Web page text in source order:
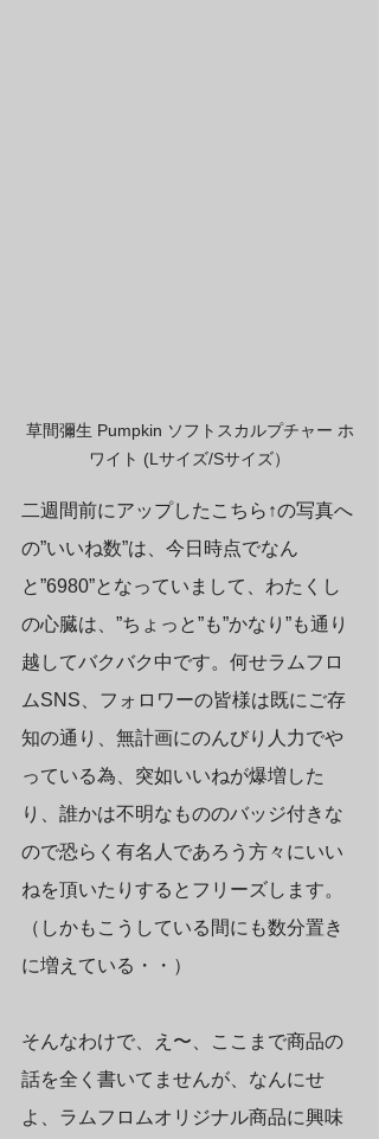
草間彌生 Pumpkin ソフトスカルプチャー ホ
ワイト (Lサイズ/Sサイズ）
二週間前にアップしたこちら↑の写真へ
の”いいね数”は、今日時点でなん
と”6980”となっていまして、わたくし
の心臓は、”ちょっと”も”かなり”も通り
越してバクバク中です。何せラムフロ
ムSNS、フォロワーの皆様は既にご存
知の通り、無計画にのんびり人力でや
っている為、突如いいねが爆増した
り、誰かは不明なもののバッジ付きな
ので恐らく有名人であろう方々にいい
ねを頂いたりするとフリーズします。
（しかもこうしている間にも数分置き
に増えている・・）
そんなわけで、え〜、ここまで商品の
話を全く書いてませんが、なんにせ
よ、ラムフロムオリジナル商品に興味